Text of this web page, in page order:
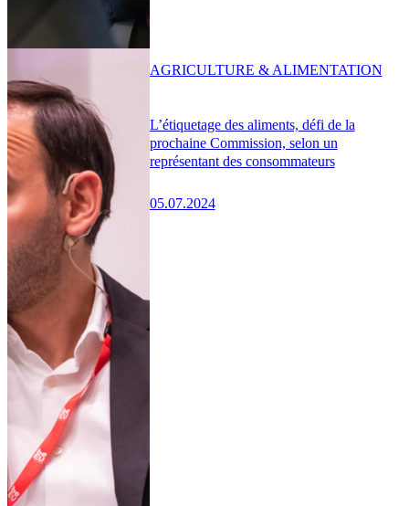
L’étiquetage des aliments, défi de la
prochaine Commission, selon un
représentant des consommateurs
05.07.2024
AGRICULTURE & ALIMENTATION